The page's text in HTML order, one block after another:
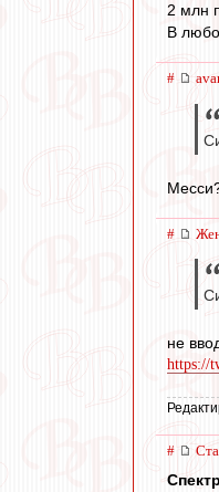
2 млн
В
#
#
не
https://
#
Спектр